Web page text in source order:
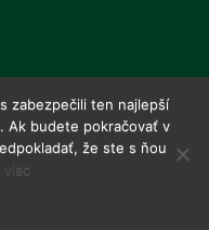
zabezpečili ten najlepší
Ak budete pokračovať v
že ste s ňou
viac